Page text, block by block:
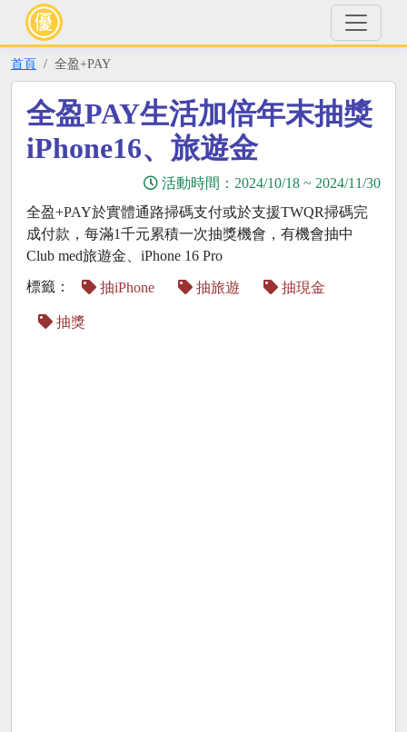
首頁 全盈+PAY
全盈PAY生活加倍年末抽獎
iPhone16、旅遊金
活動時間： 2024/10/18 ~ 2024/11/30
全盈+PAY於實體通路掃碼支付或於支援TWQR掃碼完
成付款，每滿1千元累積一次抽獎機會，有機會抽中
Club med旅遊金、iPhone 16 Pro
標籤：
抽iPhone 抽旅遊 抽現金
抽獎